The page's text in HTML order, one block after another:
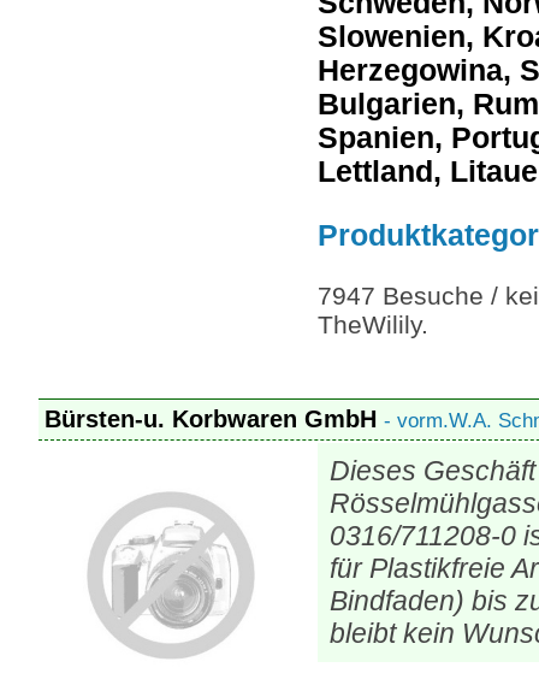
Slowenien,
Herzegowina,
Bulgarien,
Spanien,
Lettland,
7947 Besuche /
TheWilily.
Bürsten-u. Korbwaren GmbH - vorm.W.A.
Dieses
0316/711208-0
für Plastikfreie
Bindfaden) bis
bleibt kein